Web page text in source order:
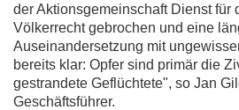
der Aktionsgemeinschaft Dienst für
Völkerrecht gebrochen und eine
Auseinandersetzung mit
bereits klar: Opfer sind primär die
gestrandete Geflüchtete", so Jan
Geschäftsführer.